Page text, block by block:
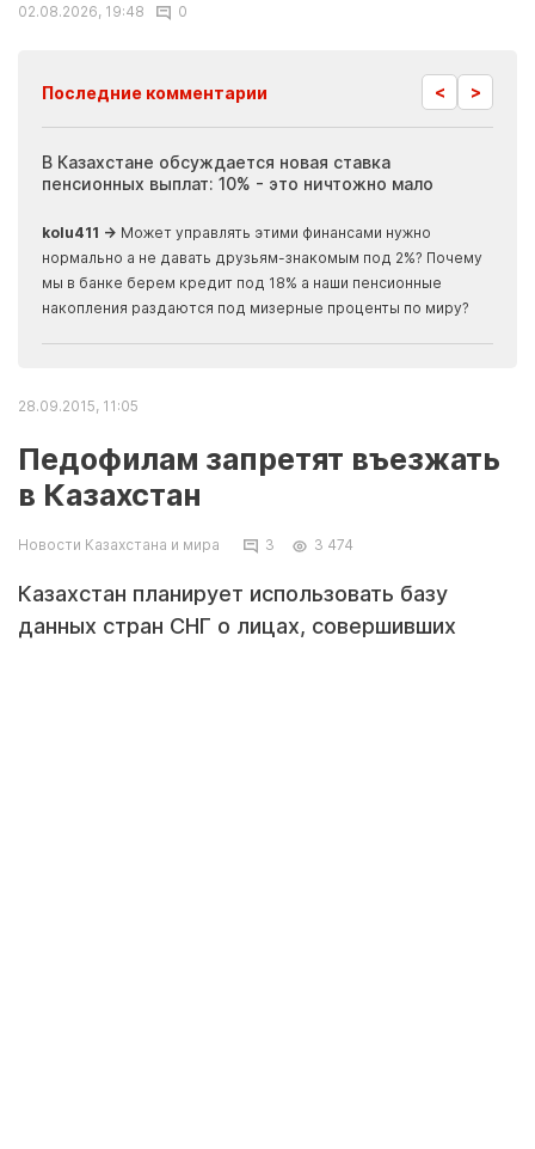
02.08.2026, 19:48
0
Последние комментарии < >
В Казахстане обсуждается новая ставка
пенсионных выплат: 10% - это ничтожно мало
kolu411 → Может управлять этими финансами нужно
нормально а не давать друзьям-знакомым под 2%? Почему
мы в банке берем кредит под 18% а наши пенсионные
накопления раздаются под мизерные проценты по миру?
28.09.2015, 11:05
Педофилам запретят въезжать
в Казахстан
Новости Казахстана и мира 3 3 474
Казахстан планирует использовать базу
данных стран СНГ о лицах, совершивших